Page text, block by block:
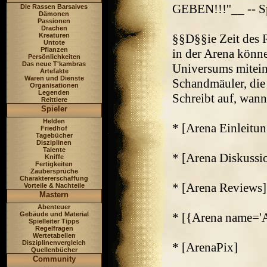
Die Rassen Barsaives
Dämonen
Passionen
Drachen
Kreaturen
Untote
Pflanzen
Persönlichkeiten
Das neue T'kambras
Artefakte
Waren und Dienste
Organisationen
Legenden
Reittiere
Spieler
Helden
Friedhof
Tagebücher
Disziplinen
Talente
Kniffe
Fertigkeiten
Zaubersprüche
Charaktererschaffung
Vorteile & Nachteile
Mastern
Abenteuer
Gebäude und Material
Spielleiter Tipps
Regelfragen
Wertetabellen
Disziplinenvergleich
Quellenbücher
Community
GEBEN!!!''__ --
§§D§§ie Zeit des
in der Arena
Universums
Schandmäuler,
Schreibt auf,
* [Arena
* [Arena
* [Arena Reviews]
* [{Arena
* [ArenaPix]